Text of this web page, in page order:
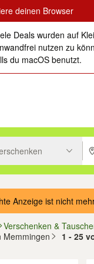
deinen Browser
Deals wurden auf
nutzen zu
du macOS benutzt.
zu suchen, oder
Anzeige ist nicht
Verschenken &
Memmingen
1 - 25